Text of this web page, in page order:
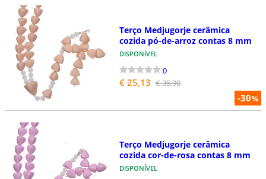
-30%
Terço Medjugorje cerâmica
cozida pó-de-arroz contas 8 mm
DISPONÍVEL
0
€ 25,13 € 35,90
Terço Medjugorje cerâmica
cozida cor-de-rosa contas 8 mm
DISPONÍVEL